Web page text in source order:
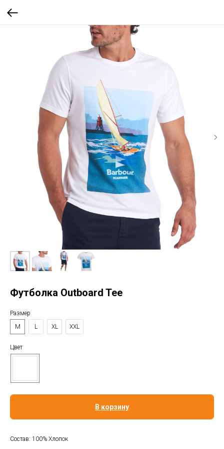
Футболка Outboard Tee
Размер
M
L XL XXL
Цвет
В корзину
Состав: 100% Хлопок